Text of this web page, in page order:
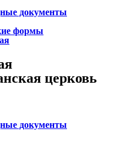
документы
формы
церковь
документы